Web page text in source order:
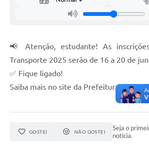
📢 Atenção, estudante! As
Transporte 2025 serão de 16 a 20 de
✅ Fique ligado!
Saiba mais no site da Prefeitura
GOSTEI NÃO GOSTEI
Seja o
notícia.